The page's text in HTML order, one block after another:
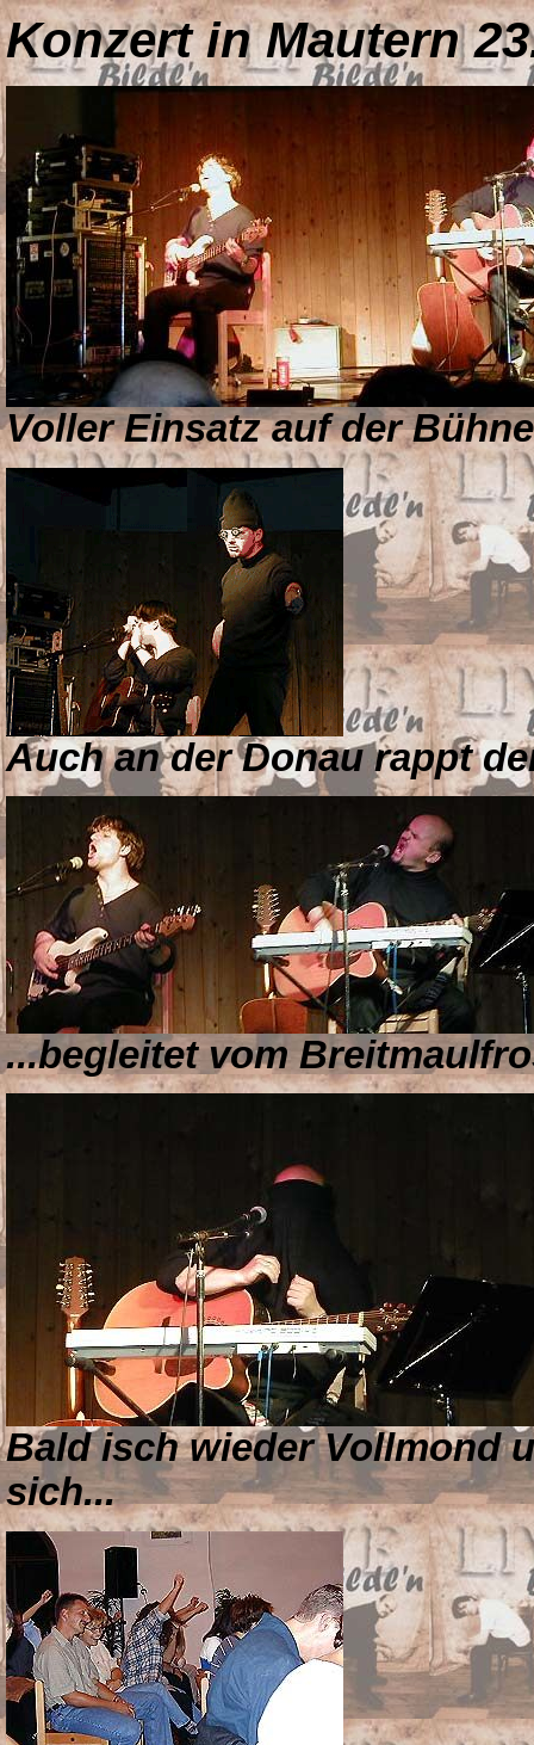
Konzert in Mautern
Voller Einsatz auf der
Auch an der Donau rappt
...begleitet vom
Bald isch wieder Vollmond
sich...